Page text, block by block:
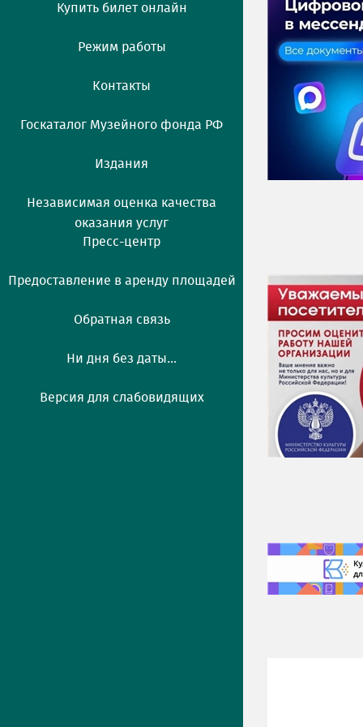
Купить билет онлайн
Режим работы
Контакты
Госкаталог Музейного фонда РФ
Издания
Независимая оценка качества
оказания услуг
Пресс-центр
Предоставление в аренду площадей
Обратная связь
Ни дня без даты...
Версия для слабовидящих